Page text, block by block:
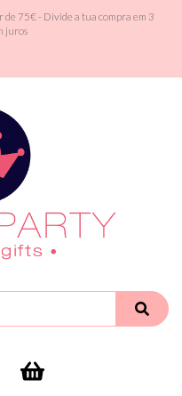
de 75€ - Divide a tua compra em 3
juros